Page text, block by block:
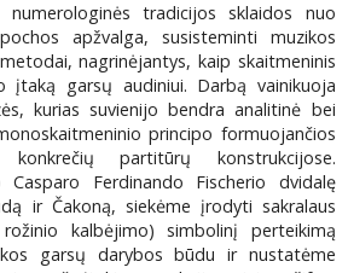
numerologinės tradicijos sklaidos nuo
apžvalga, susisteminti muzikos
nagrinėjantys, kaip skaitmeninis
įtaką garsų audiniui. Darbą vainikuoja
kurias suvienijo bendra analitinė bei
principo formuojančios
konkrečių partitūrų konstrukcijose.
Casparo Ferdinando Fischerio dvidalę
ir Čakoną, siekėme įrodyti sakralaus
kalbėjimo) simbolinį perteikimą
garsų darybos būdu ir nustatėme